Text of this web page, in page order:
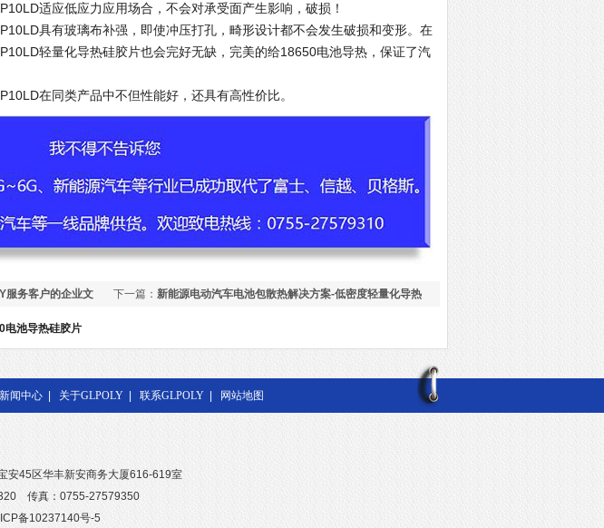
适应低应力应用场合，不会对承受面产生影响，破损！
具有玻璃布补强，即使冲压打孔，畸形设计都不会发生破损和变形。在
轻量化导热硅胶片也会完好无缺，完美的给18650电池导热，保证了汽
在同类产品中不但性能好，还具有高性价比。
服务客户的企业文
下一篇： 新能源电动汽车电池包散热解决方案-低密度轻量化导热
电池导热硅胶片
新闻中心 关于GLPOLY 联系GLPOLY 网站地图
安45区华丰新安商务大厦616-619室
传真：0755-27579350
备10237140号-5